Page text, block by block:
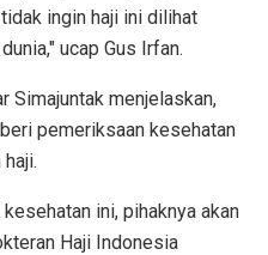
ingin haji ini dilihat
ucap Gus Irfan.
Simajuntak menjelaskan,
pemeriksaan kesehatan
ini, pihaknya akan
Haji Indonesia